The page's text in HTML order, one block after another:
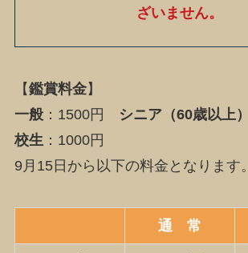
ざいません。
【鑑賞料金】
一般：1500円 シニア（60歳以上）
校生：1000円
9月15日から以下の料金となります。
通 常